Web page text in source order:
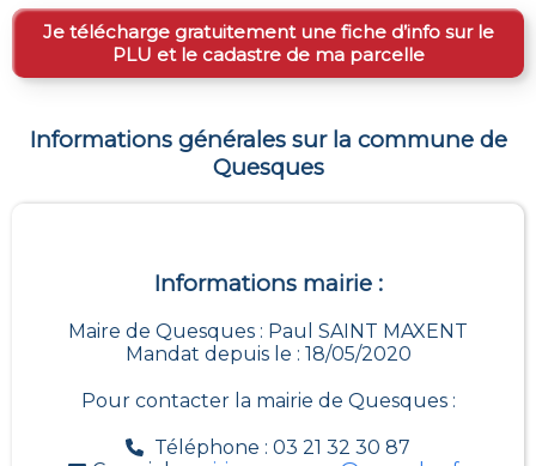
Je télécharge gratuitement une fiche d’info sur le
PLU et le cadastre de ma parcelle
Informations générales sur la commune de
Quesques
Informations mairie :
Maire de Quesques : Paul SAINT MAXENT
Mandat depuis le : 18/05/2020
Pour contacter la mairie de Quesques:
Téléphone : 03 21 32 30 87